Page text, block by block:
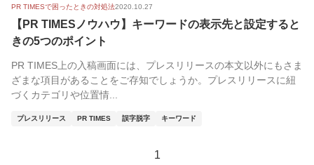
PR TIMESで困ったときの対処法2020.10.27
【PR TIMESノウハウ】キーワードの表示先と設定すると
きの5つのポイント
PR TIMES上の入稿画面には、プレスリリースの本文以外にもさま
ざまな項目があることをご存知でしょうか。プレスリリースに紐
づくカテゴリや位置情...
プレスリリース PR TIMES 誤字脱字 キーワード
1